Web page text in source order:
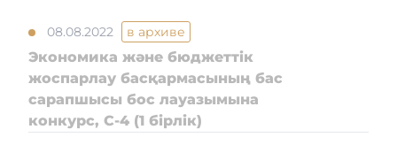
08.08.2022 в архиве
Экономика және бюджеттік
жоспарлау басқармасының бас
сарапшысы бос лауазымына
конкурс, C-4 (1 бірлік)